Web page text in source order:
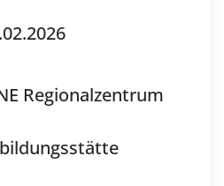
Regionalzentrum